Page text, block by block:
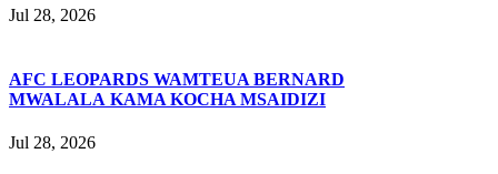
Jul 28, 2026
AFC LEOPARDS WAMTEUA BERNARD
MWALALA KAMA KOCHA MSAIDIZI
Jul 28, 2026